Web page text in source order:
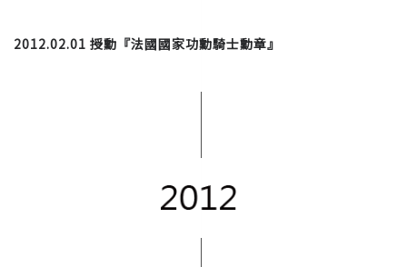
2012.02.01 授勳『法國國家功勳騎士勳章』